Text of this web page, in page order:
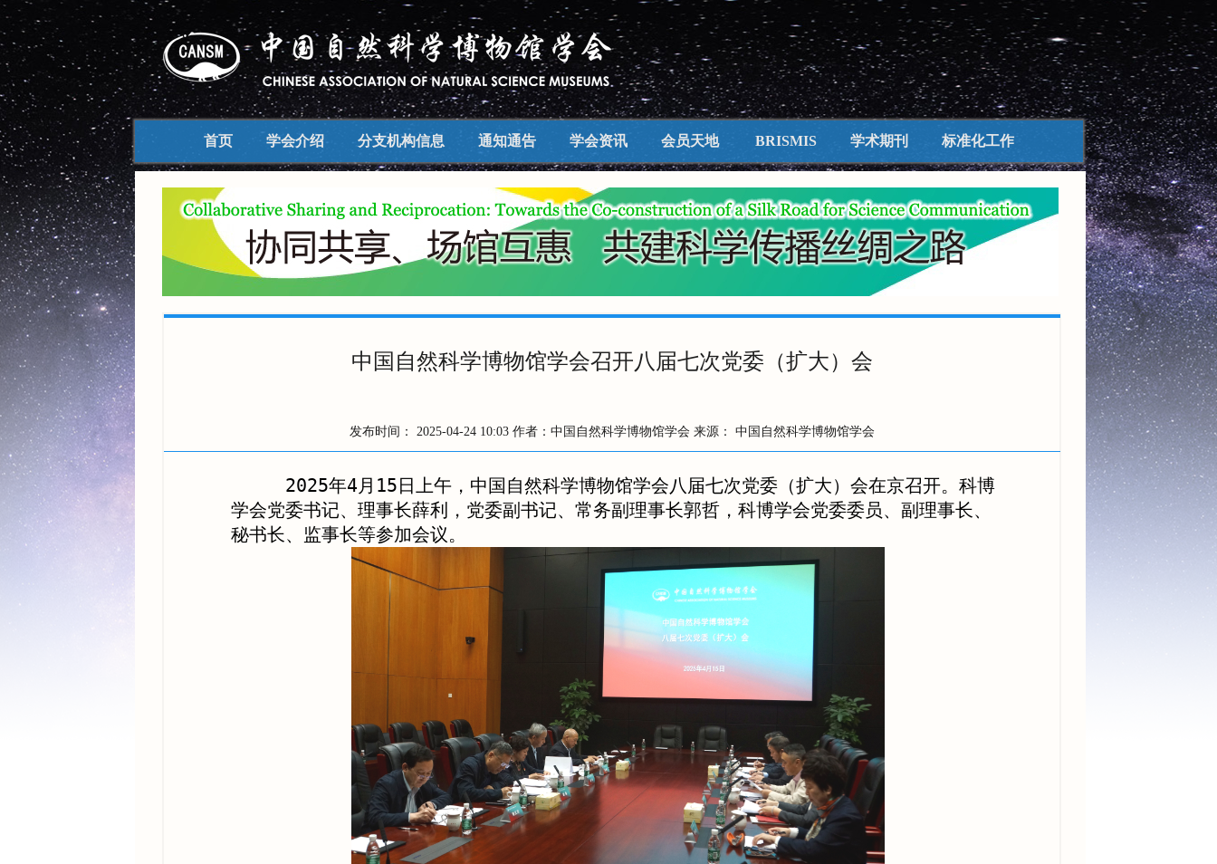
首页 学会介绍 分支机构信息 通知通告 学会资讯 会员天地 BRISMIS 学术期刊 标准化工作
中国自然科学博物馆学会召开八届七次党委（扩大）会
发布时间： 2025-04-24 10:03 作者：中国自然科学博物馆学会 来源： 中国自然科学博物馆学会
2025年4月15日上午，中国自然科学博物馆学会八届七次党委（扩大）会在京召开。科博
学会党委书记、理事长薛利，党委副书记、常务副理事长郭哲，科博学会党委委员、副理事长、
秘书长、监事长等参加会议。